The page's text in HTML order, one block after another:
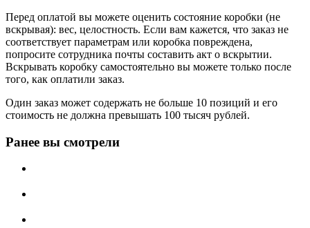
Перед оплатой вы можете оценить состояние коробки (не
вскрывая): вес, целостность. Если вам кажется, что заказ не
соответствует параметрам или коробка повреждена,
попросите сотрудника почты составить акт о вскрытии.
Вскрывать коробку самостоятельно вы можете только после
того, как оплатили заказ.
Один заказ может содержать не больше 10 позиций и его
стоимость не должна превышать 100 тысяч рублей.
Ранее вы смотрели